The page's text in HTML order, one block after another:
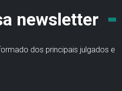
newsletter
dos principais julgados e